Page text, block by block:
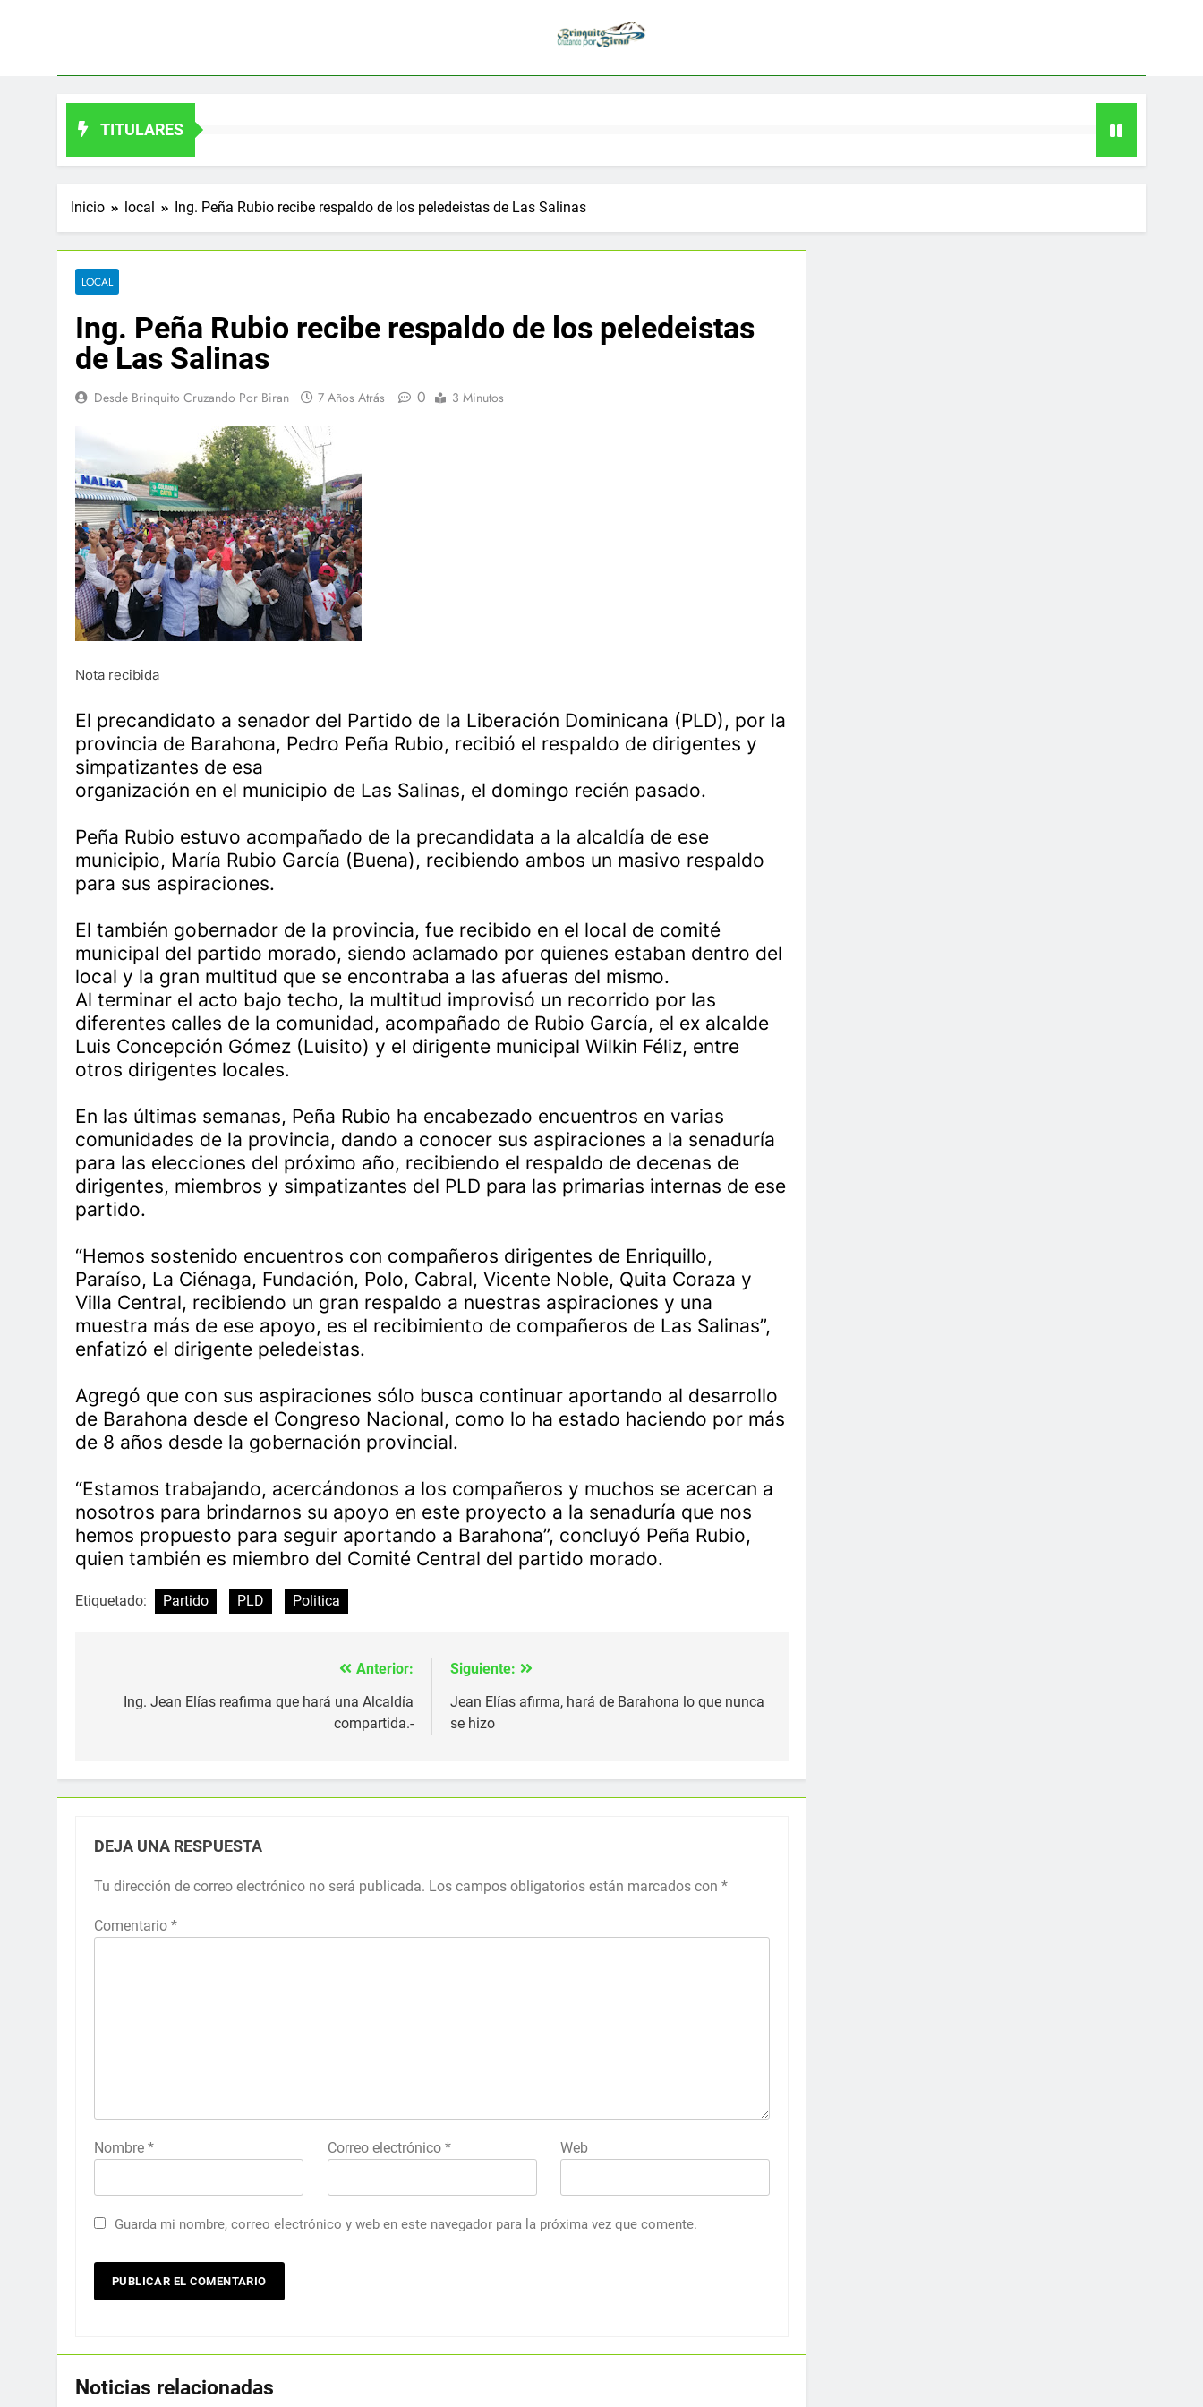
TITULARES
Inicio local Ing. Peña Rubio recibe respaldo de los peledeistas de Las Salinas
LOCAL
Ing. Peña Rubio recibe respaldo de los peledeistas
de Las Salinas
Desde Brinquito Cruzando Por Biran 7 Años Atrás 0 3 Minutos
Nota recibida
El precandidato a senador del Partido de la Liberación Dominicana (PLD), por la
provincia de Barahona, Pedro Peña Rubio, recibió el respaldo de dirigentes y
simpatizantes de esa
organización en el municipio de Las Salinas, el domingo recién pasado.
Peña Rubio estuvo acompañado de la precandidata a la alcaldía de ese
municipio, María Rubio García (Buena), recibiendo ambos un masivo respaldo
para sus aspiraciones.
El también gobernador de la provincia, fue recibido en el local de comité
municipal del partido morado, siendo aclamado por quienes estaban dentro del
local y la gran multitud que se encontraba a las afueras del mismo.
Al terminar el acto bajo techo, la multitud improvisó un recorrido por las
diferentes calles de la comunidad, acompañado de Rubio García, el ex alcalde
Luis Concepción Gómez (Luisito) y el dirigente municipal Wilkin Féliz, entre
otros dirigentes locales.
En las últimas semanas, Peña Rubio ha encabezado encuentros en varias
comunidades de la provincia, dando a conocer sus aspiraciones a la senaduría
para las elecciones del próximo año, recibiendo el respaldo de decenas de
dirigentes, miembros y simpatizantes del PLD para las primarias internas de ese
partido.
“Hemos sostenido encuentros con compañeros dirigentes de Enriquillo,
Paraíso, La Ciénaga, Fundación, Polo, Cabral, Vicente Noble, Quita Coraza y
Villa Central, recibiendo un gran respaldo a nuestras aspiraciones y una
muestra más de ese apoyo, es el recibimiento de compañeros de Las Salinas”,
enfatizó el dirigente peledeistas.
Agregó que con sus aspiraciones sólo busca continuar aportando al desarrollo
de Barahona desde el Congreso Nacional, como lo ha estado haciendo por más
de 8 años desde la gobernación provincial.
“Estamos trabajando, acercándonos a los compañeros y muchos se acercan a
nosotros para brindarnos su apoyo en este proyecto a la senaduría que nos
hemos propuesto para seguir aportando a Barahona”, concluyó Peña Rubio,
quien también es miembro del Comité Central del partido morado.
Etiquetado: Partido PLD Politica
Anterior:
Ing. Jean Elías reafirma que hará una Alcaldía
compartida.-
Siguiente:
Jean Elías afirma, hará de Barahona lo que nunca
se hizo
DEJA UNA RESPUESTA
Tu dirección de correo electrónico no será publicada. Los campos obligatorios están marcados con *
Comentario *
Nombre * Correo electrónico * Web
Guarda mi nombre, correo electrónico y web en este navegador para la próxima vez que comente.
Noticias relacionadas